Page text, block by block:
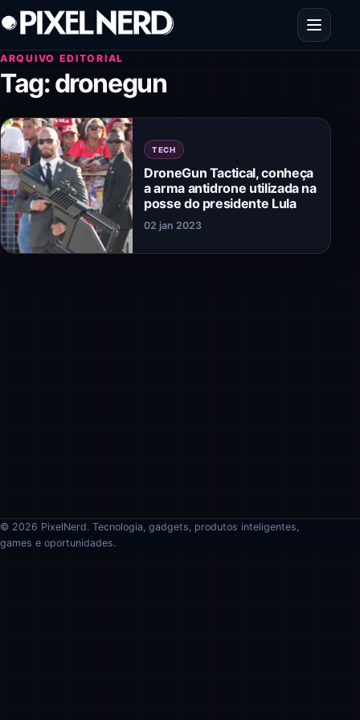
Pular para o conteúdo
Abrir
ARQUIVO EDITORIAL
Tag:dronegun
TECH
DroneGun Tactical, conheça
a arma antidrone utilizada na
posse do presidente Lula
02 jan 2023
© 2026 PixelNerd. Tecnologia, gadgets, produtos inteligentes,
games e oportunidades.